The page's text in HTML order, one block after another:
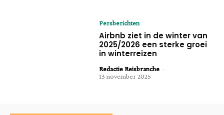
Persberichten
Airbnb ziet in de winter van
2025/2026 een sterke groei
in winterreizen
Redactie Reisbranche -
13 november 2025